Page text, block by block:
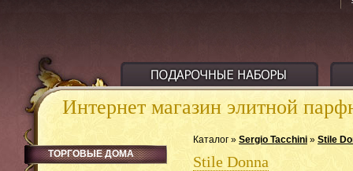
Интернет магазин элитной
Каталог » Sergio Tacchini » Stile
Stile Donna
ТОРГОВЫЕ ДОМА